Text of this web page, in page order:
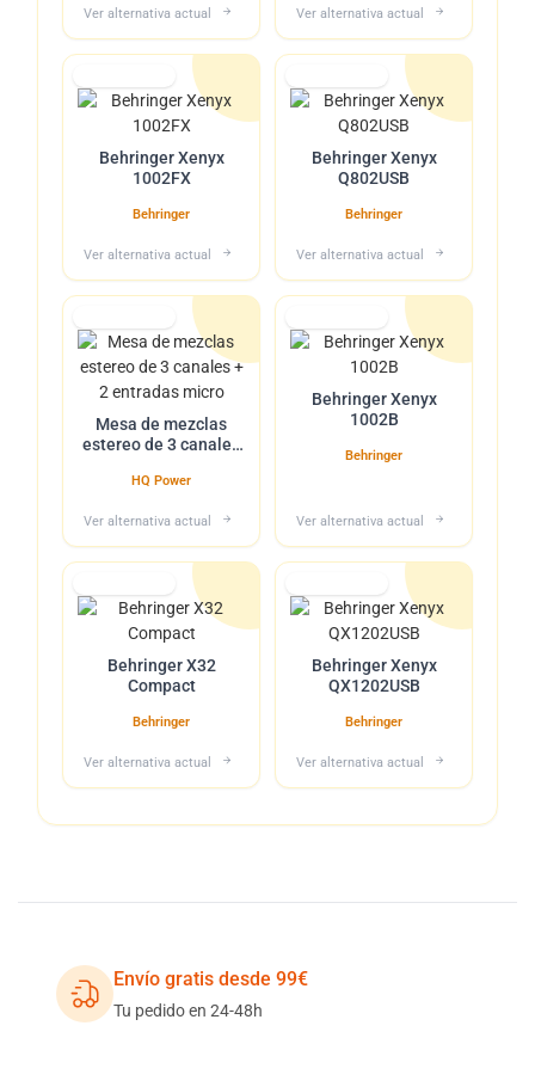
Ver alternativa actual Ver alternativa actual
Behringer Xenyx
1002FX
Behringer
Ver alternativa actual
Behringer Xenyx
Q802USB
Behringer
Ver alternativa actual
Mesa de mezclas
estereo de 3 canales
HQ Power
Ver alternativa actual
Behringer Xenyx
1002B
Behringer
Ver alternativa actual
Behringer X32
Compact
Behringer
Ver alternativa actual
Behringer Xenyx
QX1202USB
Behringer
Ver alternativa actual
Envío gratis desde 99€
Tu pedido en 24-48h